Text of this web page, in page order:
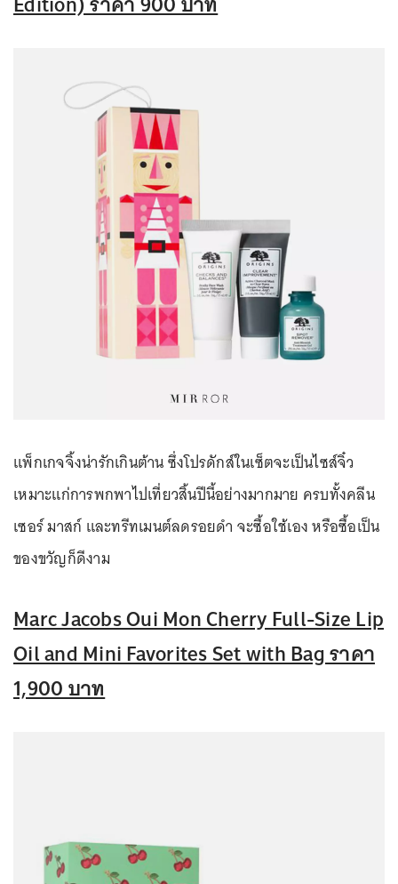
แพ็กเกจจิ้งน่ารักเกินต้าน ซึ่งโปรดักส์ในเซ็ตจะเป็นไซส์จิ๋ว
เหมาะแก่การพกพาไปเที่ยวสิ้นปีนี้อย่างมากมาย ครบทั้งคลีน
เซอร์ มาสก์ และทรีทเมนต์ลดรอยดำ จะซื้อใช้เอง หรือซื้อเป็น
ของขวัญก็ดีงาม
Marc Jacobs Oui Mon Cherry Full-Size Lip
Oil and Mini Favorites Set with Bag ราคา
1,900 บาท